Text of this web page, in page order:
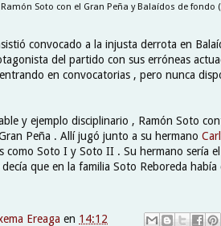
Ramón Soto con el Gran Peña y Balaídos de
convocado a la injusta derrota en
del partido con sus erróneas
en convocatorias , pero nunca
y ejemplo disciplinario , Ramón Soto
Peña . Allí jugó junto a su hermano
como Soto I y Soto II . Su hermano sería
que en la familia Soto Reboreda
Ereaga en 14:12